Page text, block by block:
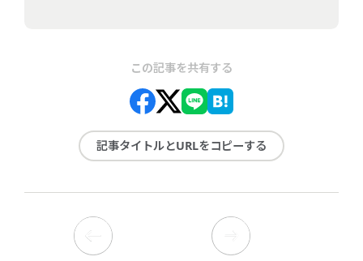
この記事を共有する
記事タイトルとURLをコピーする